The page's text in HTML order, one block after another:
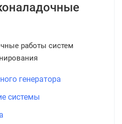
работы систем
генератора
системы